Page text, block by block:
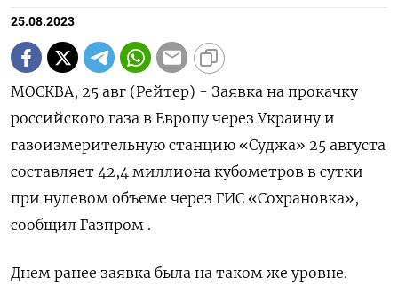
25.08.2023
МОСКВА, 25 авг (Рейтер) - Заявка на прокачку
российского газа в Европу через Украину и
газоизмерительную станцию «Суджа» 25 августа
составляет 42,4 миллиона кубометров в сутки
при нулевом объеме через ГИС «Сохрановка»,
сообщил Газпром .
Днем ранее заявка была на таком же уровне.